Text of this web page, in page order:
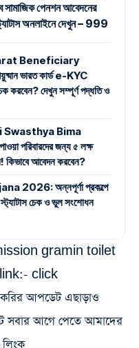
সামাজিক পেনশন আবেদনের
অনলাইনে দেখুন – 999
Beneficiary
ভারত কার্ড e-KYC
করবেন? দেখুন সম্পূর্ণ পদ্ধতি ও
Bima
পরিবারদের জন্য ৫ লক্ষ
কিভাবে আবেদন করবেন?
2026: অন্নপূর্ণা প্রকল্পে
চেক ও ভুল সংশোধন
gramin toilet
click
আপডেট এছাড়াও
সবার আগে পেতে আমাদের